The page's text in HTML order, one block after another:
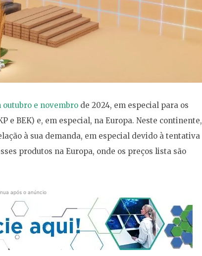
outubro e novembro de 2024, em especial para os
e BEK) e, em especial, na Europa. Neste continente,
à sua demanda, em especial devido à tentativa
produtos na Europa, onde os preços lista são
após o anúncio